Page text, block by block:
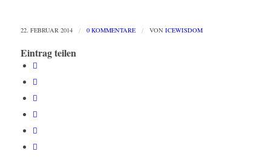
22. FEBRUAR 2014 / 0 KOMMENTARE / VON ICEWISDOM
Eintrag teilen